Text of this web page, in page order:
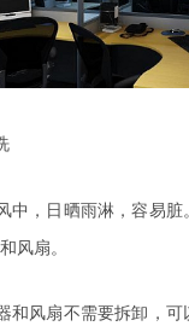
中，日晒雨淋，容易
风扇。
和风扇不需要拆卸，可